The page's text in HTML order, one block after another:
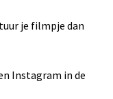
je filmpje dan
Instagram in de